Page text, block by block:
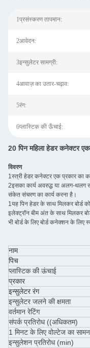
1प्रसंस्करण तापमान:
2आवेदन:
3इन्सुलेटर सामग्री:
4आवाज़ का उतार-चढ़ाव:
5रंग:
6प्लास्टिक की ऊँचाई:
20 पिन महिला हेडर कनेक्टर
विवरण
1स्त्री हेडर कनेक्टर एक प्रकार का
2इसका कार्य अवरुद्ध या अलग-थलग
संकेत संचरण का कार्य करना है।
1यह पिन हेडर के साथ मिलकर बोर्ड
इलेक्ट्रॉन बीम अंत के साथ मिलकर
भी बोर्ड के लिए बोर्ड कनेक्शन के
नाम
पिच
प्लास्टिक की ऊंचाई
प्रकार
इन्सुलेटर रंग
इन्सुलेटर जलने की क्षमता
वर्तमान रेटिंग
संपर्क प्रतिरोध ((अधिकतम)
1 मिनट के लिए वोल्टेज का
इन्सुलेशन प्रतिरोध (min)